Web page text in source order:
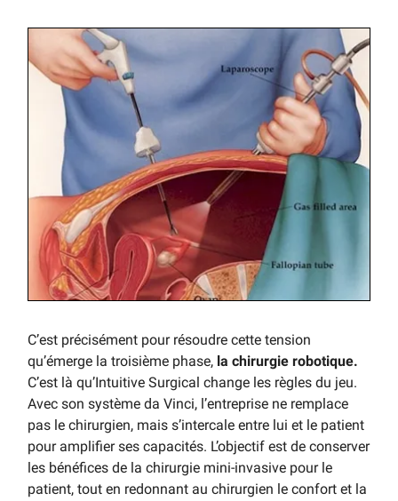
C’est précisément pour résoudre cette tension
qu’émerge la troisième phase, la chirurgie robotique.
C’est là qu’Intuitive Surgical change les règles du jeu.
Avec son système da Vinci, l’entreprise ne remplace
pas le chirurgien, mais s’intercale entre lui et le patient
pour amplifier ses capacités. L’objectif est de conserver
les bénéfices de la chirurgie mini-invasive pour le
patient, tout en redonnant au chirurgien le confort et la